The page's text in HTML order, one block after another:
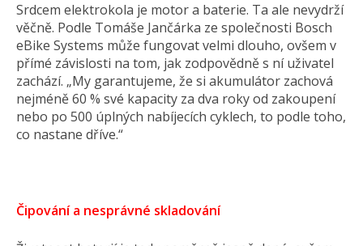
Srdcem elektrokola je motor a baterie. Ta ale nevydrží
věčně. Podle Tomáše Jančárka ze společnosti Bosch
eBike Systems může fungovat velmi dlouho, ovšem v
přímé závislosti na tom, jak zodpovědně s ní uživatel
zachází. „My garantujeme, že si akumulátor zachová
nejméně 60 % své kapacity za dva roky od zakoupení
nebo po 500 úplných nabíjecích cyklech, to podle toho,
co nastane dříve.“
Čipování a nesprávné skladování